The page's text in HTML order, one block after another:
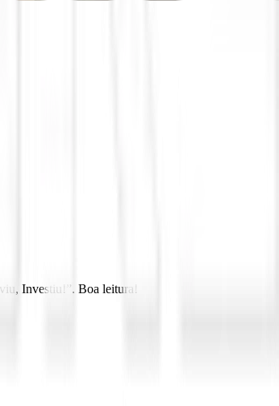
Investiu!”. Boa leitura!